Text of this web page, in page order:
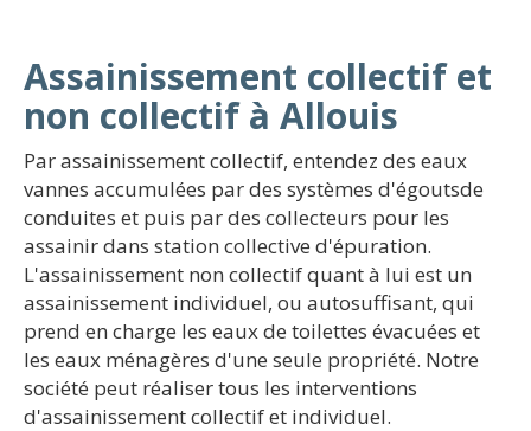
Assainissement collectif et
non collectif à Allouis
Par assainissement collectif, entendez des eaux
vannes accumulées par des systèmes d'égoutsde
conduites et puis par des collecteurs pour les
assainir dans station collective d'épuration.
L'assainissement non collectif quant à lui est un
assainissement individuel, ou autosuffisant, qui
prend en charge les eaux de toilettes évacuées et
les eaux ménagères d'une seule propriété. Notre
société peut réaliser tous les interventions
d'assainissement collectif et individuel.